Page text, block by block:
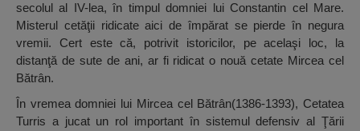
secolul al IV-lea, în timpul domniei lui Constantin cel Mare.
Misterul cetăţii ridicate aici de împărat se pierde în negura
vremii. Cert este că, potrivit istoricilor, pe acelaşi loc, la
distanţă de sute de ani, ar fi ridicat o nouă cetate Mircea cel
Bătrân.
În vremea domniei lui Mircea cel Bătrân(1386-1393), Cetatea
Turris a jucat un rol important în sistemul defensiv al Ţării